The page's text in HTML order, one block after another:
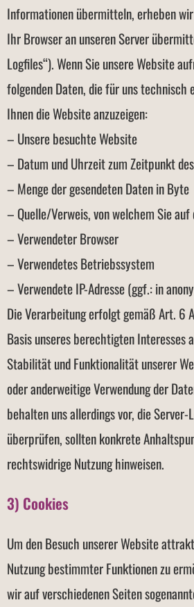
Informationen übermitteln, erheben
Ihr Browser an unseren Server
Logfiles“). Wenn Sie unsere Website
folgenden Daten, die für uns technisch
Ihnen die Website anzuzeigen:
– Unsere besuchte Website
– Datum und Uhrzeit zum Zeitpunkt
– Menge der gesendeten Daten in Byte
– Quelle/Verweis, von welchem Sie
– Verwendeter Browser
– Verwendetes Betriebssystem
– Verwendete IP-Adresse (ggf.: in
Die Verarbeitung erfolgt gemäß Art. 6
Basis unseres berechtigten Interesses
Stabilität und Funktionalität unserer
oder anderweitige Verwendung der
behalten uns allerdings vor, die
überprüfen, sollten konkrete
rechtswidrige Nutzung hinweisen.
3) Cookies
Um den Besuch unserer Website
Nutzung bestimmter Funktionen zu
wir auf verschiedenen Seiten